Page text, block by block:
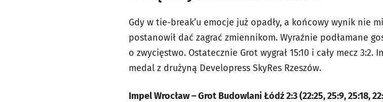
Gdy w tie-break’u emocje już opadły, a końcowy wynik nie
postanowił dać zagrać zmiennikom. Wyraźnie podłamane
o zwycięstwo. Ostatecznie Grot wygrał 15:10 i cały mecz
medal z drużyną Developress SkyRes Rzeszów.
Impel Wrocław – Grot Budowlani Łódź 2:3 (22:25, 25:9, 25:18,